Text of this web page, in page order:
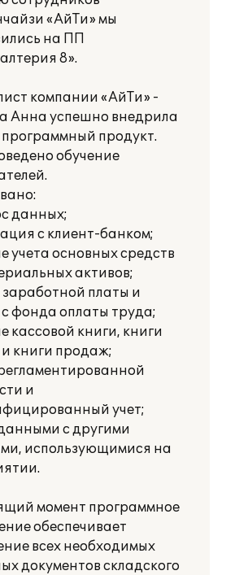
«АйТи» мы
на ПП
8».
компании «АйТи» -
Анна успешно внедрила
продукт.
обучение
данных;
с клиент-банком;
учета основных средств
активов;
заработной платы и
с фонда оплаты труда;
кассовой книги, книги
и книги продаж;
и
учет;
с другими
использующимися на
момент программное
обеспечивает
всех необходимых
документов складского